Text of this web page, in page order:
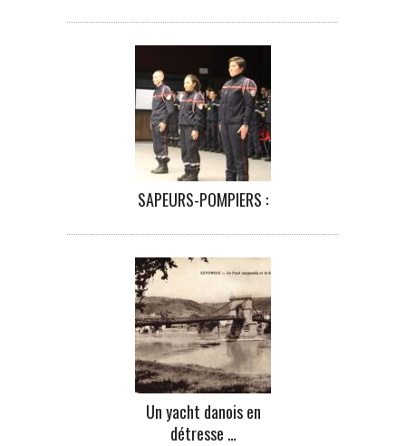
SAPEURS-POMPIERS :
Un yacht danois en
détresse …